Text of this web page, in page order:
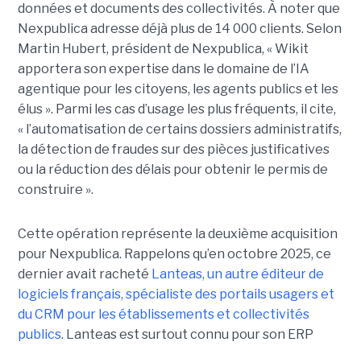
données et documents des collectivités. À noter que
Nexpublica adresse déjà plus de 14 000 clients. Selon
Martin Hubert, président de Nexpublica, « Wikit
apportera son expertise dans le domaine de l’IA
agentique pour les citoyens, les agents publics et les
élus ». Parmi les cas d’usage les plus fréquents, il cite,
« l’automatisation de certains dossiers administratifs,
la détection de fraudes sur des pièces justificatives
ou la réduction des délais pour obtenir le permis de
construire ».
Cette opération représente la deuxième acquisition
pour Nexpublica. Rappelons qu’en octobre 2025, ce
dernier avait racheté Lanteas, un autre éditeur de
logiciels français, spécialiste des portails usagers et
du CRM pour les établissements et collectivités
publics. Lanteas est surtout connu pour son ERP